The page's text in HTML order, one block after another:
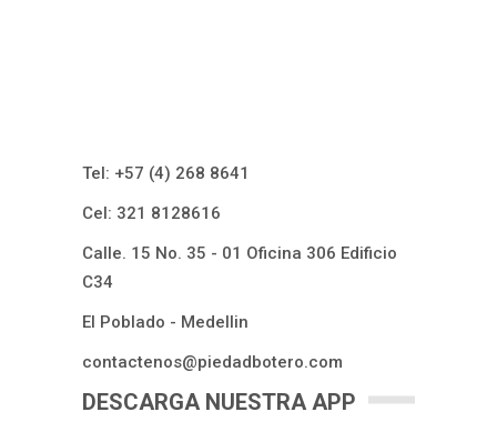
Tel: ​+57 (4) 268 8641
Cel: 321 8128616​
Calle. 15 No. 35 - 01 Oficina 306 Edificio
C34
El Poblado - Medellin​
contactenos@piedadbotero.com​​​​​​​​
DESCARGA NUESTRA APP